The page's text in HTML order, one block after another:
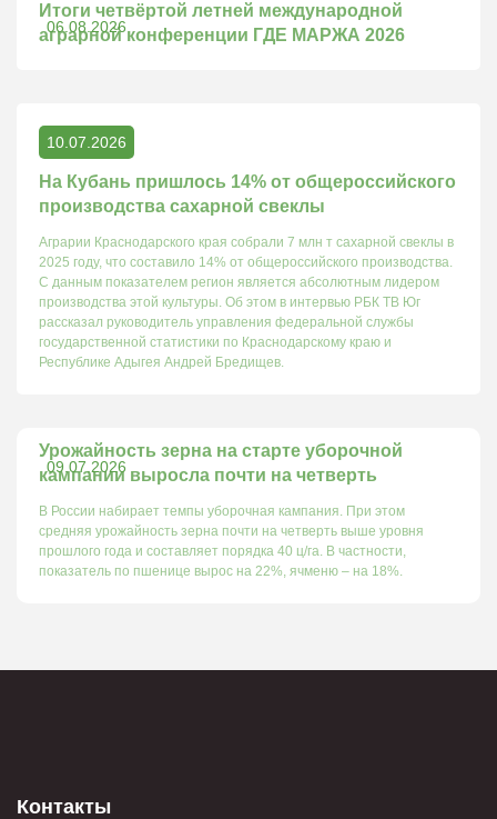
06.08.2026
Итоги четвёртой летней международной
аграрной конференции ГДЕ МАРЖА 2026
10.07.2026
На Кубань пришлось 14% от общероссийского
производства сахарной свеклы
Аграрии Краснодарского края собрали 7 млн т сахарной свеклы в
2025 году, что составило 14% от общероссийского производства.
С данным показателем регион является абсолютным лидером
производства этой культуры. Об этом в интервью РБК ТВ Юг
рассказал руководитель управления федеральной службы
государственной статистики по Краснодарскому краю и
Республике Адыгея Андрей Бредищев.
09.07.2026
Урожайность зерна на старте уборочной
кампании выросла почти на четверть
В России набирает темпы уборочная кампания. При этом
средняя урожайность зерна почти на четверть выше уровня
прошлого года и составляет порядка 40 ц/га. В частности,
показатель по пшенице вырос на 22%, ячменю – на 18%.
Контакты